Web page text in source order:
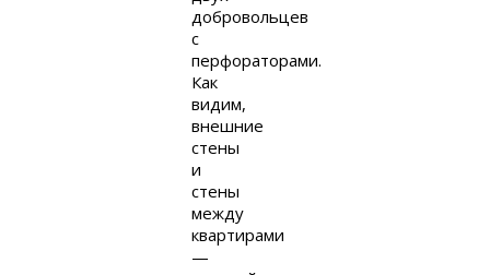
добровольцев
с
перфораторами.
Как
видим,
внешние
стены
и
стены
между
квартирами
—